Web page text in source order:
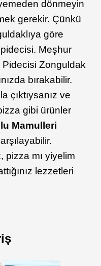
dönmeyin
gerekir. Çünkü
göre
Meşhur
Zonguldak
bırakabilir.
çıktıysanız ve
gibi ürünler
Mamulleri
pizza mı yiyelim
lezzetleri